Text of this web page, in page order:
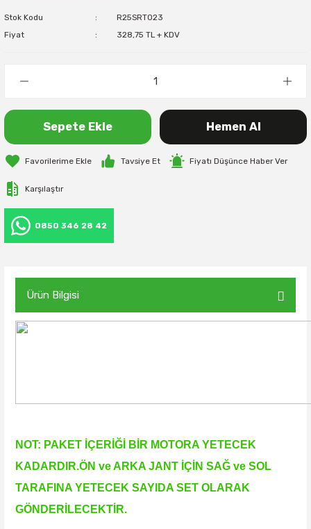
Stok Kodu
R25SRT023
Fiyat
328,75 TL + KDV
Sepete Ekle Hemen Al
Tavsiye Et Fiyatı Düşünce Haber Ver
Karşılaştır
0850 346 28 42
Ürün Bilgisi
NOT: PAKET İÇERİĞİ BİR MOTORA YETECEK
KADARDIR.ÖN ve ARKA JANT İÇİN SAĞ ve SOL
TARAFINA YETECEK SAYIDA SET OLARAK
GÖNDERİLECEKTİR.